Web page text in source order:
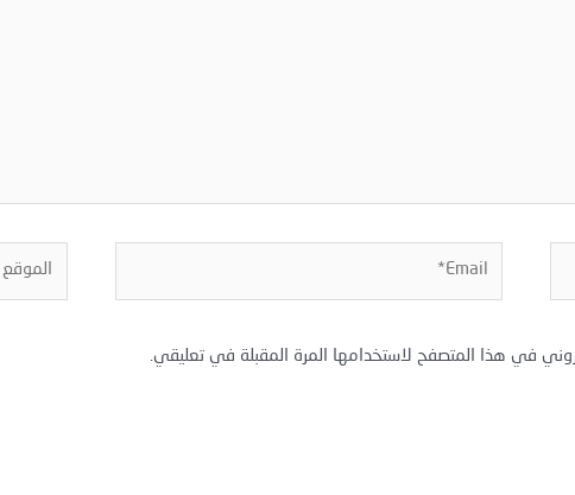
في هذا المتصفح لاستخدامها المرة المقبلة في تعليقي.